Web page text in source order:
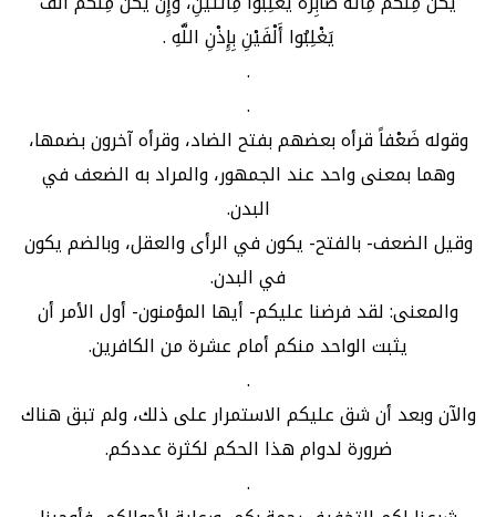
يَغْلِبُوا أَلْفَيْنِ بِإِذْنِ اللَّهِ .
.
.
وقوله ضَعْفاً قرأه بعضهم بفتح الضاد، وقرأه آخرون بضمها،
وهما بمعنى واحد عند الجمهور، والمراد به الضعف في
البدن.
وقيل الضعف- بالفتح- يكون في الرأى والعقل، وبالضم يكون
في البدن.
والمعنى: لقد فرضنا عليكم- أيها المؤمنون- أول الأمر أن
يثبت الواحد منكم أمام عشرة من الكافرين.
.
والآن وبعد أن شق عليكم الاستمرار على ذلك، ولم تبق هناك
ضرورة لدوام هذا الحكم لكثرة عددكم.
.